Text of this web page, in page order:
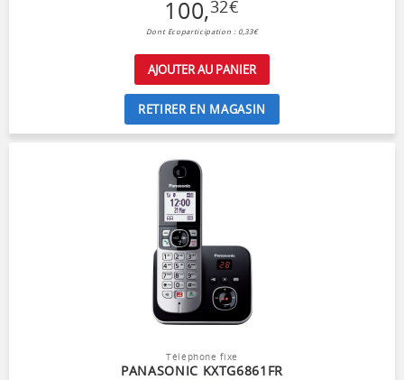
100,32€
Dont Ecoparticipation : 0,33€
AJOUTER AU PANIER
RETIRER EN MAGASIN
Téléphone fixe
PANASONIC KXTG6861FR